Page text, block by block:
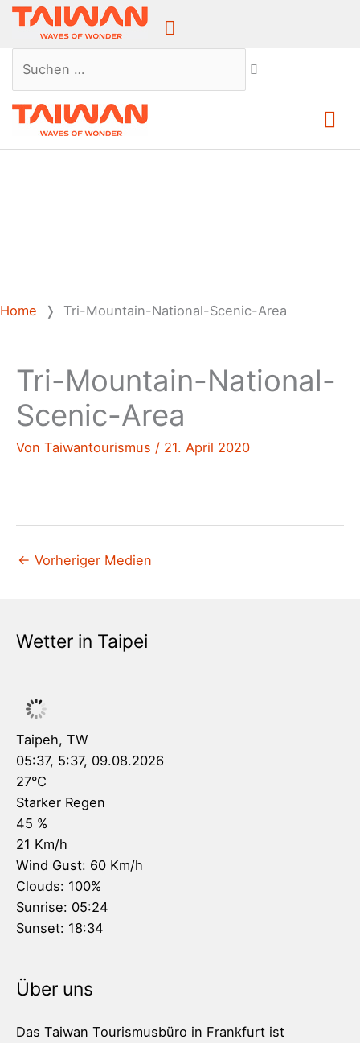
Above
Suchen …
Home ❭ Tri-Mountain-National-Scenic-Area
Tri-Mountain-National-
Scenic-Area
Von Taiwantourismus / 21. April 2020
← Vorheriger Medien
Wetter in Taipei
Taipeh, TW
05:37, 5:37, 09.08.2026
27°C
Starker Regen
45 %
21 Km/h
Wind Gust: 60 Km/h
Clouds: 100%
Sunrise: 05:24
Sunset: 18:34
Über uns
Das Taiwan Tourismusbüro in Frankfurt ist